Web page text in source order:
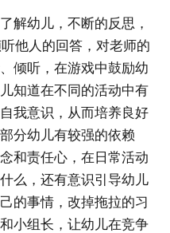
解幼儿，不断的反思，
他人的回答，对老师的
倾听，在游戏中鼓励幼
知道在不同的活动中有
我意识，从而培养良好
分幼儿有较强的依赖
和责任心，在日常活动
么，还有意识引导幼儿
的事情，改掉拖拉的习
小组长，让幼儿在竞争